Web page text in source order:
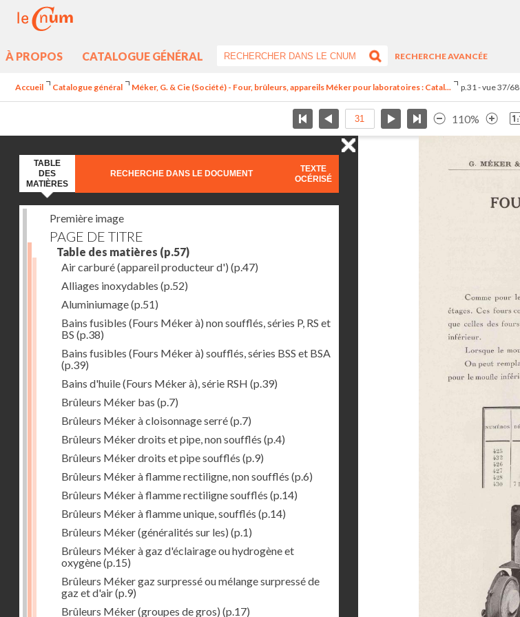
À PROPOS CATALOGUE GÉNÉRAL
RECHERCHE AVANCÉE
Accueil Catalogue général Méker, G. & Cie (Société) - Four, brûleurs, appareils Méker pour laboratoires : Catal... p.31 - vue 37/68
110%
TABLE
DES
MATIÈRES
RECHERCHE DANS LE DOCUMENT
TEXTE
OCÉRISÉ
Première image
PAGE DE TITRE
Table des matières (p.57)
Air carburé (appareil producteur d') (p.47)
Alliages inoxydables (p.52)
Aluminiumage(p.51)
Bains fusibles (Fours Méker à) non soufflés, séries P, RS et
BS (p.38)
Bains fusibles (Fours Méker à) soufflés, séries BSS et BSA
(p.39)
Bains d'huile (Fours Méker à), série RSH (p.39)
Brûleurs Méker bas (p.7)
Brûleurs Méker à cloisonnage serré(p.7)
Brûleurs Méker droits et pipe, non soufflés (p.4)
Brûleurs Méker droits et pipe soufflés (p.9)
Brûleurs Méker à flamme rectiligne, non soufflés (p.6)
Brûleurs Méker à flamme rectiligne soufflés (p.14)
Brûleurs Méker à flamme unique, soufflés (p.14)
Brûleurs Méker (généralités sur les) (p.1)
Brûleurs Méker à gaz d'éclairage ou hydrogène et
oxygène(p.15)
Brûleurs Méker gaz surpressé ou mélange surpressé de
gaz et d'air(p.9)
Brûleurs Méker (groupes de gros) (p.17)